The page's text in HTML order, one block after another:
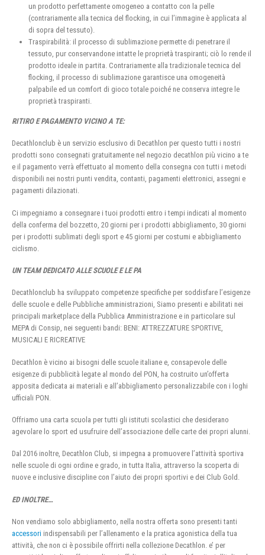
un prodotto perfettamente omogeneo a contatto con la pelle
(contrariamente alla tecnica del flocking, in cui l’immagine è applicata al
di sopra del tessuto).
Traspirabilità: il processo di sublimazione permette di penetrare il
tessuto, pur conservandone intatte le proprietà traspiranti; ciò lo rende il
prodotto ideale in partita. Contrariamente alla tradizionale tecnica del
flocking, il processo di sublimazione garantisce una omogeneità
palpabile ed un comfort di gioco totale poiché ne conserva integre le
proprietà traspiranti.
RITIRO E PAGAMENTO VICINO A TE:
Decathlonclub è un servizio esclusivo di Decathlon per questo tutti i nostri
prodotti sono consegnati gratuitamente nel negozio decathlon più vicino a te
e il pagamento verrà effettuato al momento della consegna con tutti i metodi
disponibili nei nostri punti vendita, contanti, pagamenti elettronici, assegni e
pagamenti dilazionati.
Ci impegniamo a consegnare i tuoi prodotti entro i tempi indicati al momento
della conferma del bozzetto, 20 giorni per i prodotti abbigliamento, 30 giorni
per i prodotti sublimati degli sport e 45 giorni per costumi e abbigliamento
ciclismo.
UN TEAM DEDICATO ALLE SCUOLE E LE PA
Decathlonclub ha sviluppato competenze specifiche per soddisfare l’esigenze
delle scuole e delle Pubbliche amministrazioni, Siamo presenti e abilitati nei
principali marketplace della Pubblica Amministrazione e in particolare sul
MEPA di Consip, nei seguenti bandi: BENI: ATTREZZATURE SPORTIVE,
MUSICALI E RICREATIVE
Decathlon è vicino ai bisogni delle scuole italiane e, consapevole delle
esigenze di pubblicità legate al mondo del PON, ha costruito un’offerta
apposita dedicata ai materiali e all’abbigliamento personalizzabile con i loghi
ufficiali PON.
Offriamo una carta scuola per tutti gli istituti scolastici che desiderano
agevolare lo sport ed usufruire dell’associazione delle carte dei propri alunni.
Dal 2016 inoltre, Decathlon Club, si impegna a promuovere l’attività sportiva
nelle scuole di ogni ordine e grado, in tutta Italia, attraverso la scoperta di
nuove e inclusive discipline con l’aiuto dei propri sportivi e dei Club Gold.
ED INOLTRE…
Non vendiamo solo abbigliamento, nella nostra offerta sono presenti tanti
accessori indispensabili per l’allenamento e la pratica agonistica della tua
attività, che non ci è possibile offrirti nella collezione Decathlon. e’ per